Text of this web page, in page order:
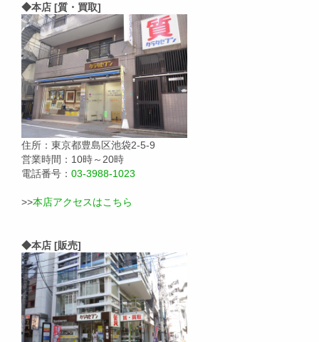
◆本店 [質・買取]
住所：東京都豊島区池袋2-5-9
営業時間：10時～20時
電話番号： 03-3988-1023
>>本店アクセスはこちら
◆本店 [販売]